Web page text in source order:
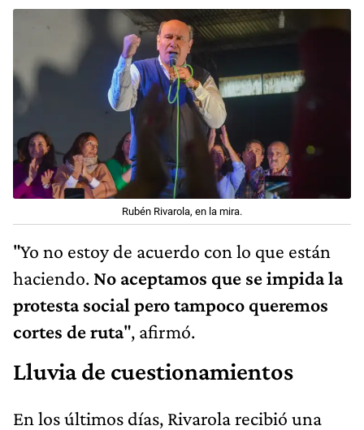
Rubén Rivarola, en la mira.
"Yo no estoy de acuerdo con lo que están
haciendo. No aceptamos que se impida la
protesta social pero tampoco queremos
cortes de ruta", afirmó.
Lluvia de cuestionamientos
En los últimos días, Rivarola recibió una